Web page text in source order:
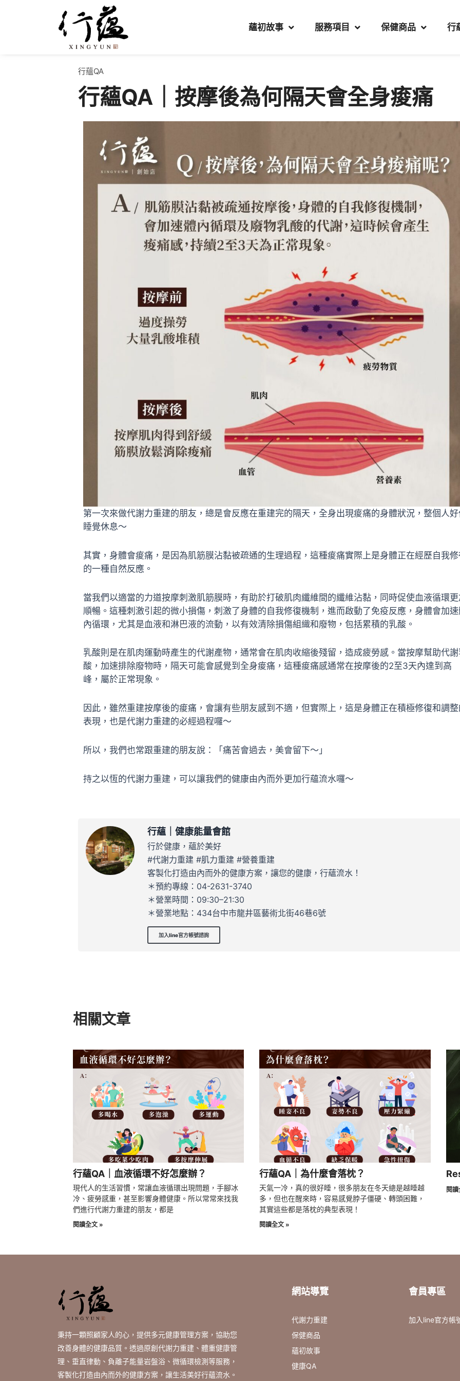
蘊初故事 服務項目 保健商品 行
行蘊QA
行蘊QA｜按摩後為何隔天會全身痠痛
第一次來做代謝力重建的朋友，總是會反應在重建完的隔天，全身出現痠痛的身體狀況，整個人
睡覺休息～
其實，身體會痠痛，是因為肌筋膜沾黏被疏通的生理過程，這種痠痛實際上是身體正在經歷自我
的一種自然反應。
當我們以適當的力道按摩刺激肌筋膜時，有助於打破肌肉纖維間的纖維沾黏，同時促使血液循環
順暢。這種刺激引起的微小損傷，刺激了身體的自我修復機制，進而啟動了免疫反應，身體會加
內循環，尤其是血液和淋巴液的流動，以有效清除損傷組織和廢物，包括累積的乳酸。
乳酸則是在肌肉運動時產生的代謝產物，通常會在肌肉收縮後殘留，造成疲勞感。當按摩幫助代
酸，加速排除廢物時，隔天可能會感覺到全身痠痛，這種痠痛感通常在按摩後的2至3天內達到高
峰，屬於正常現象。
因此，雖然重建按摩後的痠痛，會讓有些朋友感到不適，但實際上，這是身體正在積極修復和調
表現，也是代謝力重建的必經過程囉～
所以，我們也常跟重建的朋友說：「痛苦會過去，美會留下～」
持之以恆的代謝力重建，可以讓我們的健康由內而外更加行蘊流水囉～
行蘊｜健康能量會館
行於健康，蘊於美好
#代謝力重建 #肌力重建 #營養重建
客製化打造由內而外的健康方案，讓您的健康，行蘊流水！
＊預約專線：04-2631-3740
＊營業時間：09:30–21:30
＊營業地點：434台中市龍井區藝術北街46巷6號
加入line官方帳號諮詢
相關文章
行蘊QA｜血液循環不好怎麼辦？
現代人的生活習慣，常讓血液循環出現問題，手腳冰
冷、疲勞感重，甚至影響身體健康。所以常常來找我
們進行代謝力重建的朋友，都是
閱讀全文 »
行蘊QA｜為什麼會落枕？
天氣一冷，真的很好睡，很多朋友在冬天總是越睡越
多，但也在醒來時，容易感覺脖子僵硬、轉頭困難，
其實這些都是落枕的典型表現！
閱讀全文 »
閱
秉持一顆照顧家人的心，提供多元健康管理方案，協助您
改善身體的健康品質。透過原創代謝力重建、體重健康管
理、垂直律動、負離子能量岩盤浴、微循環檢測等服務，
客製化打造由內而外的健康方案，讓生活美好行蘊流水。
網站導覽
代謝力重建
保健商品
蘊初故事
健康QA
會員專區
加入line官方帳